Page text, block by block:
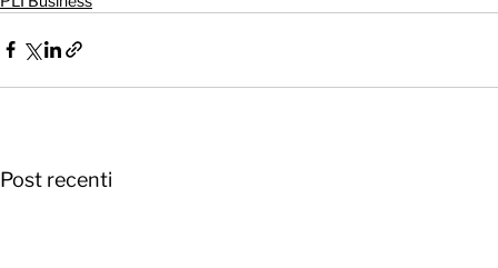
Post recenti